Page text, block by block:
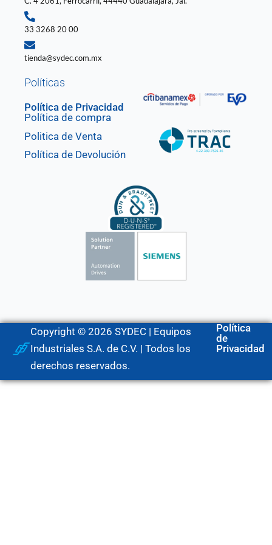
33 3268 20 00
tienda@sydec.com.mx
Políticas
Política de Privacidad
Política de compra
Politica de Venta
Política de Devolución
Copyright © 2026 SYDEC | Equipos
Industriales S.A. de C.V. | Todos los
derechos reservados.
Política
de
Privacidad